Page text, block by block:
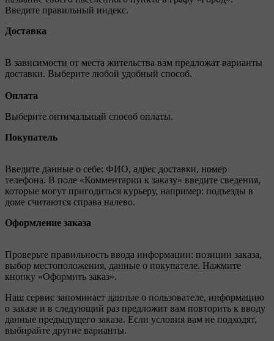
Введите правильный индекс.
Доставка
В зависимости от места жительства вам предложат варианты
доставки. Выберите любой удобный способ.
Оплата
Выберите оптимальный способ оплаты.
Покупатель
Введите данные о себе: ФИО, адрес доставки, номер
телефона. В поле «Комментарии к заказу» введите сведения,
которые могут пригодиться курьеру, например: подъезды в
доме считаются справа налево.
Оформление заказа
Проверьте правильность ввода информации: позиции заказа,
выбор местоположения, данные о покупателе. Нажмите
кнопку «Оформить заказ».
Наш сервис запоминает данные о пользователе, информацию
о заказе и в следующий раз предложит вам повторить к вводу
данные предыдущего заказа. Если условия вам не подходят,
выбирайте другие варианты.